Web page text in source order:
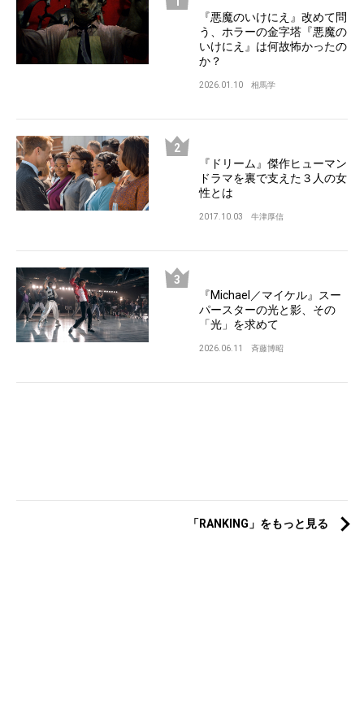
『悪魔のいけにえ』改めて問
う、ホラーの金字塔『悪魔の
いけにえ』は何故怖かったの
か？
2026.01.10 相馬学
『ドリーム』傑作ヒューマン
ドラマを裏で支えた３人の女
性とは
2017.10.03 牛津厚信
『Michael／マイケル』スー
パースターの光と影、その
「光」を求めて
2026.06.11 斉藤博昭
「RANKING」をもっと見る